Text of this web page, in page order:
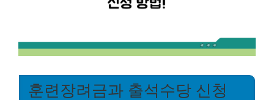
훈련장려금과 출석수당 신청